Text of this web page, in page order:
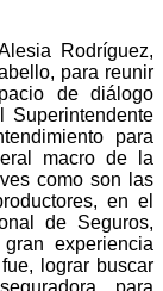
Rodríguez,
para reunir
de diálogo
Superintendente
para
macro de la
como son las
en el
de Seguros,
experiencia
lograr buscar
para